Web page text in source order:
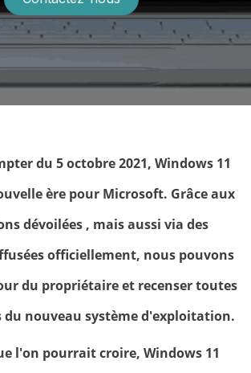
du 5 octobre 2021, Windows 11
ère pour Microsoft. Grâce aux
dévoilées , mais aussi via des
officiellement, nous pouvons
du propriétaire et recenser toutes
du nouveau système d'exploitation.
l'on pourrait croire, Windows 11